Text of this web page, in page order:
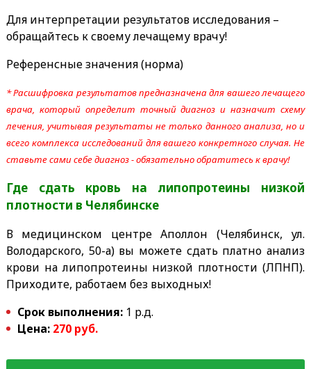
Для интерпретации результатов исследования –
обращайтесь к своему лечащему врачу!
Референсные значения (норма)
* Расшифровка результатов предназначена для вашего лечащего
врача, который определит точный диагноз и назначит схему
лечения, учитывая результаты не только данного анализа, но и
всего комплекса исследований для вашего конкретного случая. Не
ставьте сами себе диагноз - обязательно обратитесь к врачу!
Где сдать кровь на липопротеины низкой
плотности в Челябинске
В медицинском центре Аполлон (Челябинск, ул.
Володарского, 50-а) вы можете сдать платно анализ
крови на липопротеины низкой плотности (ЛПНП).
Приходите, работаем без выходных!
Срок выполнения:1 р.д.
Цена: 270 руб.